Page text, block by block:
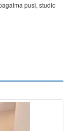
pusi, studio